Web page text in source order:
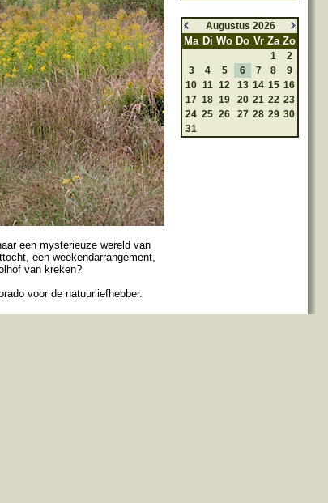
een mysterieuze wereld van
een weekendarrangement,
van kreken?
voor de natuurliefhebber.
Augustus 2026
Ma Di Wo Do Vr Za Zo
1
2
3
4 5 6 7 8
9
10 11 12 13 14 15 16
17 18 19 20 21 22 23
24 25 26 27 28 29 30
31